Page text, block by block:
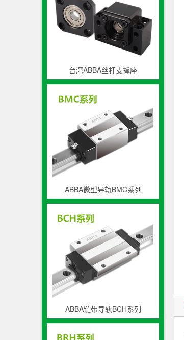
台湾ABBA丝杆支撑座
ABBA微型导轨BMC系列
ABBA链带导轨BCH系列